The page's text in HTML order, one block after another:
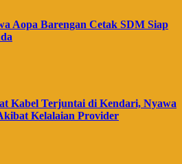
Aopa Barengan Cetak SDM Siap
Kabel Terjuntai di Kendari, Nyawa
Kelalaian Provider